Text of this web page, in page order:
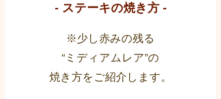
- ステーキの焼き方 -
※少し赤みの残る
“ミディアムレア”の
焼き方をご紹介します。